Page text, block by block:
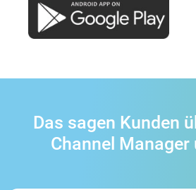
Das sagen Kunden
Channel Manager